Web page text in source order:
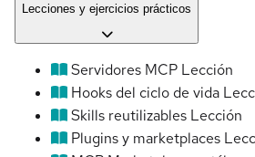
Lecciones y ejercicios prácticos
Servidores MCP Lección
Hooks del ciclo de vida
Skills reutilizables Lección
Plugins y marketplaces